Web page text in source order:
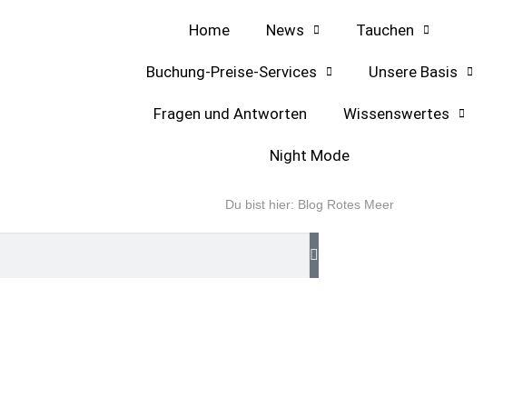
Home News Tauchen
Buchung-Preise-Services Unsere Basis
Fragen und Antworten Wissenswertes
Night Mode
Du bist hier: Blog Rotes Meer